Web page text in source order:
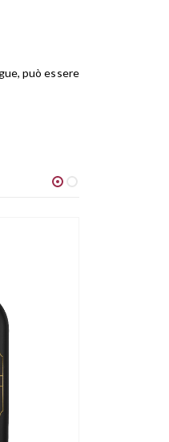
può essere